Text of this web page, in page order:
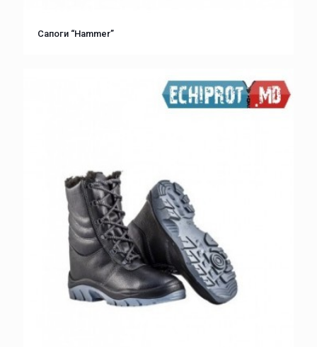
Сапоги “Hammer”